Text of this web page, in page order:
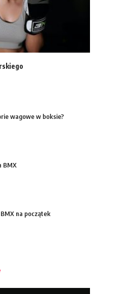
wagowe w boksie?
BMX
na początek